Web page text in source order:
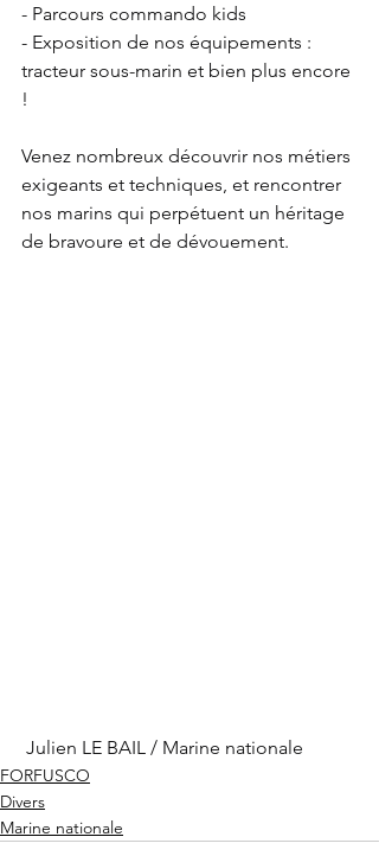
- Parcours commando kids
- Exposition de nos équipements :
tracteur sous-marin et bien plus encore
!
Venez nombreux découvrir nos métiers
exigeants et techniques, et rencontrer
nos marins qui perpétuent un héritage
de bravoure et de dévouement.
Julien LE BAIL / Marine nationale
FORFUSCO
Divers
Marine nationale